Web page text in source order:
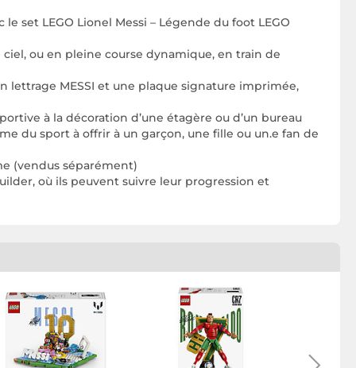
le set LEGO Lionel Messi – Légende du foot LEGO
ciel, ou en pleine course dynamique, en train de
lettrage MESSI et une plaque signature imprimée,
à la décoration d’une étagère ou d’un bureau
du sport à offrir à un garçon, une fille ou un.e fan de
(vendus séparément)
où ils peuvent suivre leur progression et